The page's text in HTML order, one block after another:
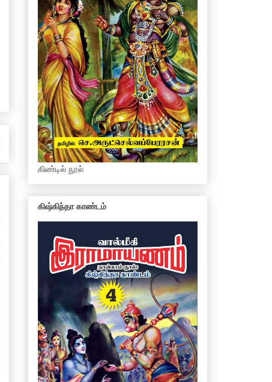
கிண்டில் நூல்
கிஷ்கிந்தா காண்டம்